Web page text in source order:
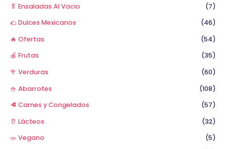
p
🥬 Ensaladas Al Vacio
(7)
🌮 Dulces Mexicanos
(46)
🔥 Ofertas
(54)
🍎 Frutas
(35)
🥦 Verduras
(60)
🍚 Abarrotes
(108)
🥩 Carnes y Congelados
(57)
🥛 Lácteos
(32)
🥗 Vegano
(5)